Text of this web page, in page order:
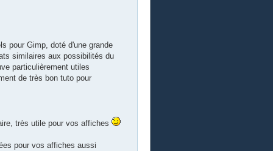
pour Gimp, doté d'une grande
similaires aux possibilités du
particulièrement utiles
de très bon tuto pour
très utile pour vos affiches
pour vos affiches aussi